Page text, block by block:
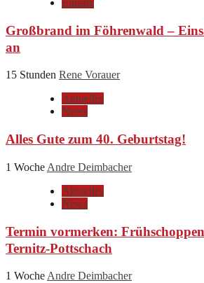
Einsatz
Großbrand im Föhrenwald –
an
15 Stunden Rene Vorauer
Aktuelles
News
Alles Gute zum 40. Geburtstag!
1 Woche Andre Deimbacher
Aktuelles
News
Termin vormerken:
Ternitz-Pottschach
1 Woche Andre Deimbacher